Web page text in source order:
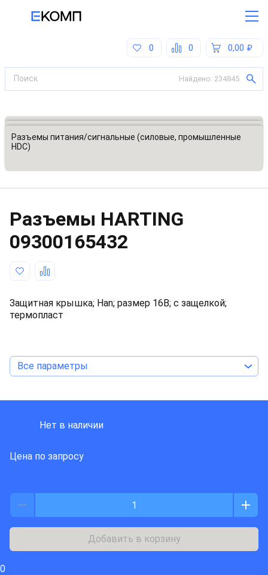
0,00
0
0
Найдено: 234845
Все категории
Разъемы, соединители
Разъемы питания/сигнальные (силовые, промышленные
HDC)
Разъeмы HARTING
09300165432
Защитная крышка; Han; размер 16В; с защелкой;
термопласт
Все параметры
Нет в наличии
Цена по запросу
Добавить в корзину
0